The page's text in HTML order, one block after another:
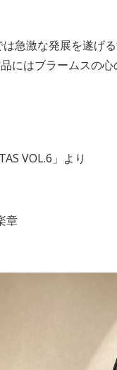
急激な発展を遂げ
はブラームスの心
VOL.6 」より
章